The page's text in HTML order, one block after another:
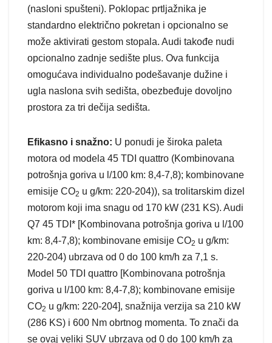
(nasloni spušteni). Poklopac prtljažnika je
standardno električno pokretan i opcionalno se
može aktivirati gestom stopala. Audi takođe nudi
opcionalno zadnje sedište plus. Ova funkcija
omogućava individualno podešavanje dužine i
ugla naslona svih sedišta, obezbeđuje dovoljno
prostora za tri dečija sedišta.
Efikasno i snažno: U ponudi je široka paleta
motora od modela 45 TDI quattro (Kombinovana
potrošnja goriva u l/100 km: 8,4-7,8); kombinovane
emisije CO2 u g/km: 220-204)), sa trolitarskim dizel
motorom koji ima snagu od 170 kW (231 KS). Audi
Q7 45 TDI* [Kombinovana potrošnja goriva u l/100
km: 8,4-7,8); kombinovane emisije CO2 u g/km:
220-204) ubrzava od 0 do 100 km/h za 7,1 s.
Model 50 TDI quattro [Kombinovana potrošnja
goriva u l/100 km: 8,4-7,8); kombinovane emisije
CO2 u g/km: 220-204], snažnija verzija sa 210 kW
(286 KS) i 600 Nm obrtnog momenta. To znači da
se ovaj veliki SUV ubrzava od 0 do 100 km/h za